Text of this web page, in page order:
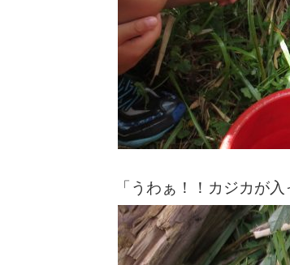
「うわぁ！！カジカが